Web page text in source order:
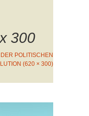
300
POLITISCHEN
(620 × 300)